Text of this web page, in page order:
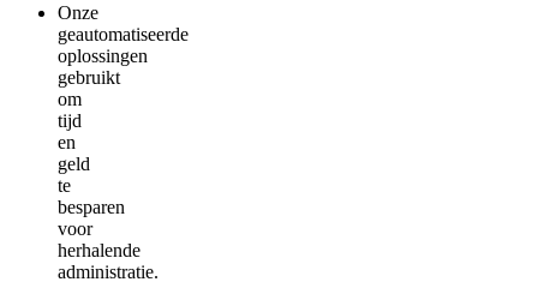
Onze
geautomatiseerde
oplossingen
gebruikt
om
tijd
en
geld
te
besparen
voor
herhalende
administratie.